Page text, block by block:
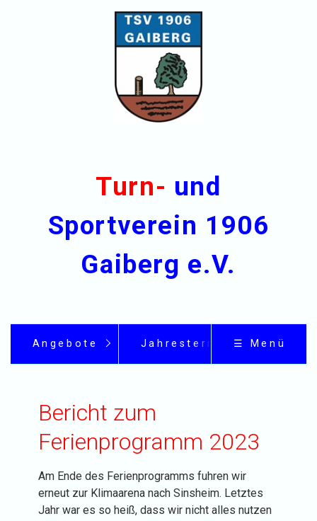
Turn- und
Sportverein 1906
Gaiberg e.V.
Angebote Jahrestermine☰ Menü
Bericht zum
Ferienprogramm 2023
Am Ende des Ferienprogramms fuhren wir
erneut zur Klimaarena nach Sinsheim. Letztes
Jahr war es so heiß, dass wir nicht alles nutzen